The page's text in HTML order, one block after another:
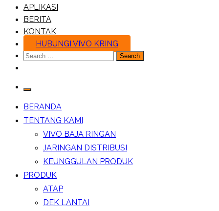
APLIKASI
BERITA
KONTAK
HUBUNGI VIVO KRING
Search
BERANDA
TENTANG KAMI
VIVO BAJA RINGAN
JARINGAN DISTRIBUSI
KEUNGGULAN PRODUK
PRODUK
ATAP
DEK LANTAI